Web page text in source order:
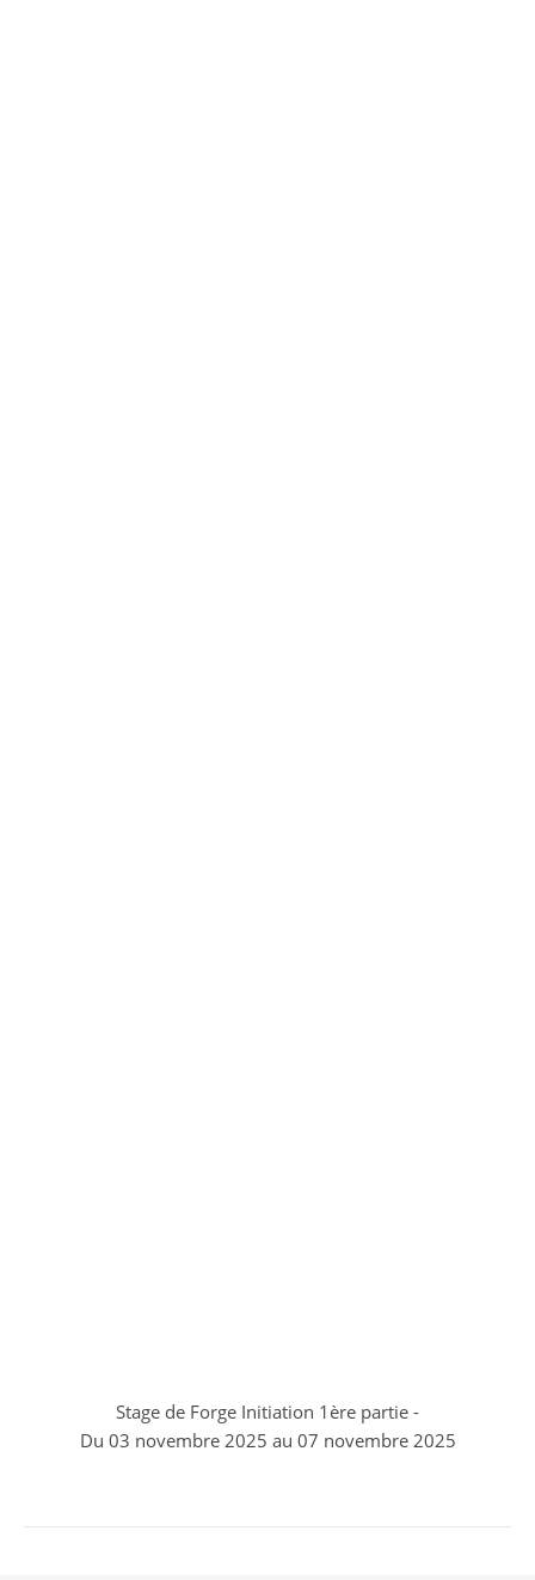
Stage de Forge Initiation 1ère partie -
Du 03 novembre 2025 au 07 novembre 2025